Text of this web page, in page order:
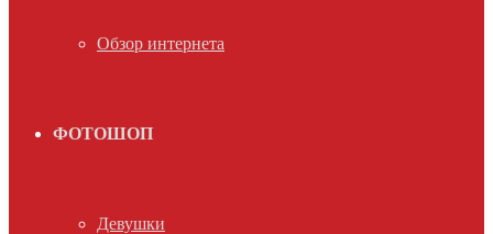
Обзор интернета
ФОТОШОП
Девушки